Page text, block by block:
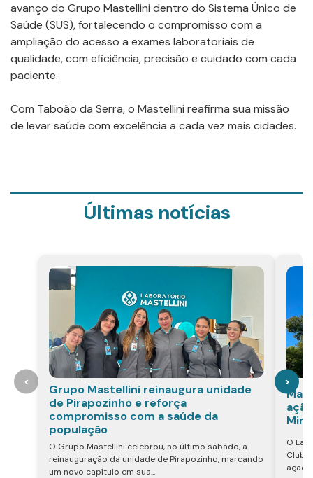
avanço do Grupo Mastellini dentro do Sistema Único de
Saúde (SUS), fortalecendo o compromisso com a
ampliação do acesso a exames laboratoriais de
qualidade, com eficiência, precisão e cuidado com cada
paciente.
Com Taboão da Serra, o Mastellini reafirma sua missão
de levar saúde com excelência a cada vez mais cidades.
Últimas notícias
< >
Grupo Mastellini reinaugura unidade
de Pirapozinho e reforça
compromisso com a saúde da
população
O Grupo Mastellini celebrou, no último sábado, a
reinauguração da unidade de Pirapozinho, marcando
um novo capítulo em sua...
O
Club
ação